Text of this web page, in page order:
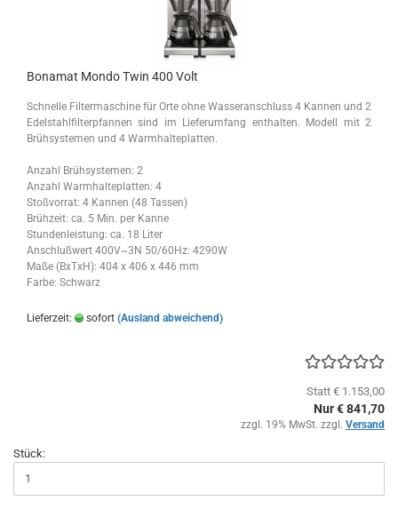
Bonamat Mondo Twin 400 Volt
Schnelle Filtermaschine für Orte ohne Wasseranschluss 4 Kannen und 2
Edelstahlfilterpfannen sind im Lieferumfang enthalten. Modell mit 2
Brühsystemen und 4 Warmhalteplatten.
Anzahl Brühsystemen: 2
Anzahl Warmhalteplatten: 4
Stoßvorrat: 4 Kannen (48 Tassen)
Brühzeit: ca. 5 Min. per Kanne
Stundenleistung: ca. 18 Liter
Anschlußwert 400V~3N 50/60Hz: 4290W
Maße (BxTxH): 404 x 406 x 446 mm
Farbe: Schwarz
Lieferzeit: sofort (Ausland abweichend)
Statt € 1.153,00
Nur € 841,70
zzgl. 19% MwSt. zzgl. Versand
Stück: